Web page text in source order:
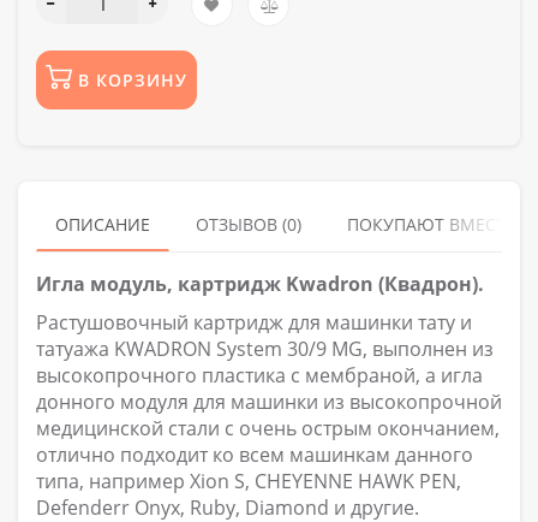
В КОРЗИНУ
ОПИСАНИЕ ОТЗЫВОВ (0) ПОКУПАЮТ ВМЕСТЕ
Игла модуль, картридж Kwadron (Квадрон).
Растушовочный картридж для машинки тату и
татуажа KWADRON System 30/9 MG, выполнен из
высокопрочного пластика с мембраной, а игла
донного модуля для машинки из высокопрочной
медицинской стали с очень острым окончанием,
отлично подходит ко всем машинкам данного
типа, например Xion S, CHEYENNE HAWK PEN,
Defenderr Onyx, Ruby, Diamond и другие.